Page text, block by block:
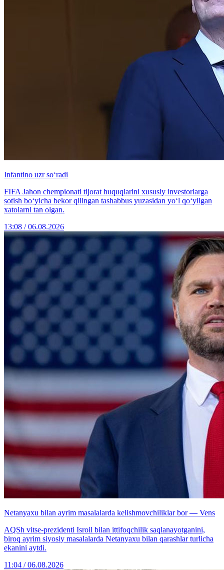
Infantino uzr so‘radi
FIFA Jahon chempionati tijorat huquqlarini xususiy investorlarga
sotish bo‘yicha bekor qilingan tashabbus yuzasidan yo‘l qo‘yilgan
xatolarni tan olgan.
13:08 / 06.08.2026
Netanyaxu bilan ayrim masalalarda kelishmovchiliklar bor — Vens
AQSh vitse-prezidenti Isroil bilan ittifoqchilik saqlanayotganini,
biroq ayrim siyosiy masalalarda Netanyaxu bilan qarashlar turlicha
ekanini aytdi.
11:04 / 06.08.2026